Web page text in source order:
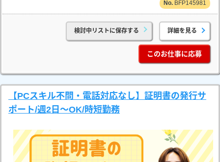
BFP145981
検討中リストに保存する 詳細を見る
このお仕事に応募
【PCスキル不問・電話対応なし】証明書の発行サ
ポート/週2日～OK/時短勤務